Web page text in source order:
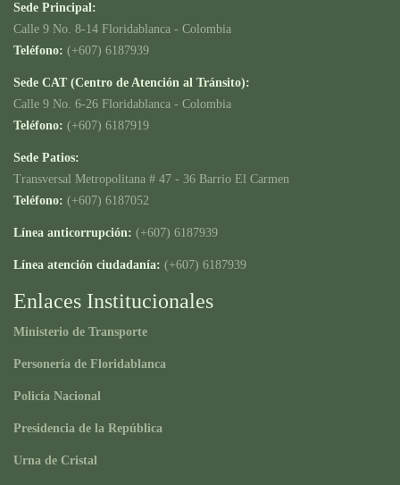
Sede Principal:
Calle 9 No. 8-14 Floridablanca - Colombia
Teléfono: (+607) 6187939
Sede CAT (Centro de Atención al Tránsito):
Calle 9 No. 6-26 Floridablanca - Colombia
Teléfono: (+607) 6187919
Sede Patios:
Transversal Metropolitana # 47 - 36 Barrio El Carmen
Teléfono: (+607) 6187052
Línea anticorrupción: (+607) 6187939
Línea atención ciudadanía: (+607) 6187939
Enlaces Institucionales
Ministerio de Transporte
Personería de Floridablanca
Policía Nacional
Presidencia de la República
Urna de Cristal